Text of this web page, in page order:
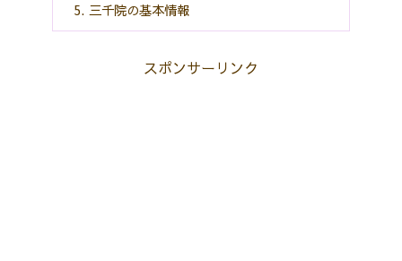
三千院の基本情報
スポンサーリンク